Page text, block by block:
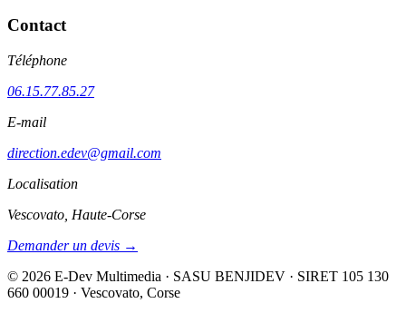
Contact
Téléphone
06.15.77.85.27
E-mail
direction.edev@gmail.com
Localisation
Vescovato, Haute-Corse
Demander un devis →
© 2026 E-Dev Multimedia · SASU BENJIDEV · SIRET 105 130
660 00019 · Vescovato, Corse